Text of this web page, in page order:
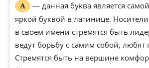
А
— данная буква является
яркой буквой в латинице.
в своем имени стремятся быть
ведут борьбу с самим собой,
Стремятся быть на вершине